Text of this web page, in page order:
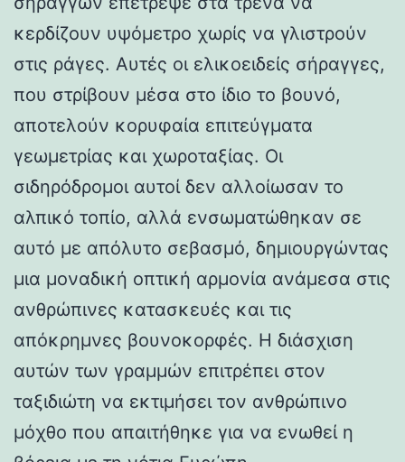
κερδίζουν υψόμετρο χωρίς να γλιστρούν
στις ράγες. Αυτές οι ελικοειδείς σήραγγες,
που στρίβουν μέσα στο ίδιο το βουνό,
αποτελούν κορυφαία επιτεύγματα
γεωμετρίας και χωροταξίας. Οι
σιδηρόδρομοι αυτοί δεν αλλοίωσαν το
αλπικό τοπίο, αλλά ενσωματώθηκαν σε
αυτό με απόλυτο σεβασμό, δημιουργώντας
μια μοναδική οπτική αρμονία ανάμεσα στις
ανθρώπινες κατασκευές και τις
απόκρημνες βουνοκορφές. Η διάσχιση
αυτών των γραμμών επιτρέπει στον
ταξιδιώτη να εκτιμήσει τον ανθρώπινο
μόχθο που απαιτήθηκε για να ενωθεί η